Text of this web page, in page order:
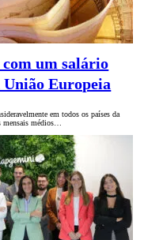
com um salário
Europeia
em todos os países da
mensais médios…